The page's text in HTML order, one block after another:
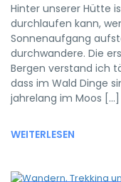
Hinter unserer Hütte
durchlaufen kann,
Sonnenaufgang
durchwandere. Die
Bergen verstand ich
dass im Wald Dinge
jahrelang im Moos […]
WEITERLESEN